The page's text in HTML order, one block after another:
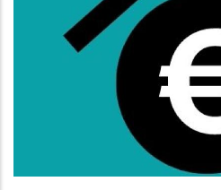
Oberta La
Subvencions Al
L'any
S.